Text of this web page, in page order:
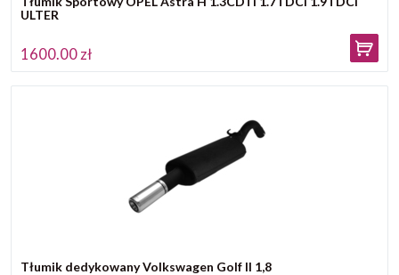
ULTER
1600.00 zł
Tłumik dedykowany Volkswagen Golf II 1,8